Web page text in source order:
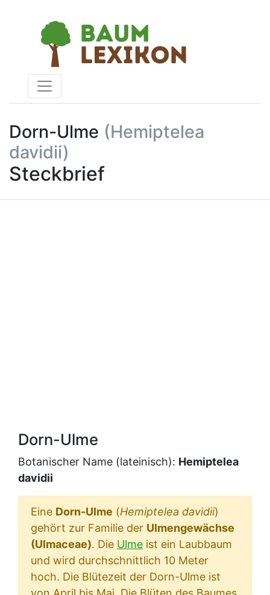
Dorn-Ulme (Hemiptelea
davidii)
Steckbrief
Dorn-Ulme
Botanischer Name (lateinisch): Hemiptelea
davidii
Eine Dorn-Ulme (Hemiptelea davidii)
gehört zur Familie der Ulmengewächse
(Ulmaceae). Die Ulme ist ein Laubbaum
und wird durchschnittlich 10 Meter
hoch. Die Blütezeit der Dorn-Ulme ist